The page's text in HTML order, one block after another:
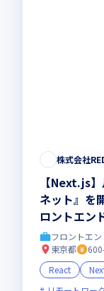
株式会社
【Next.js
ネット』を
ロントエン
黒字成長 ◆フレックス
◆リモート
副業可
フロントエ
東京都
React